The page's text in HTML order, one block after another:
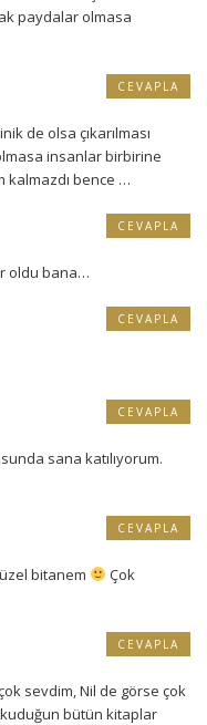
paydalar olmasa
de olsa çıkarılması
insanlar birbirine
kalmazdı bence …
CEVAPLA
oldu bana…
CEVAPLA
CEVAPLA
sana katılıyorum.
CEVAPLA
bitanem
Çok
CEVAPLA
sevdim, Nil de görse çok
bütün kitaplar
CEVAPLA